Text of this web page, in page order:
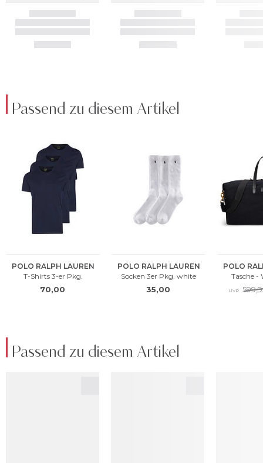
Passend zu diesem Artikel
Passend zu diesem Artikel